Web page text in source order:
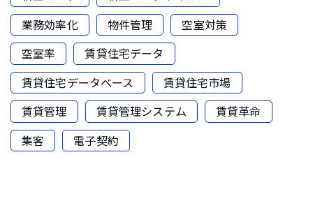
業務効率化
物件管理
空室対策
空室率
賃貸住宅データ
賃貸住宅データベース
賃貸住宅市場
賃貸管理
賃貸管理システム
賃貸革命
集客
電子契約